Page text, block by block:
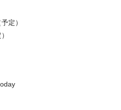
定）